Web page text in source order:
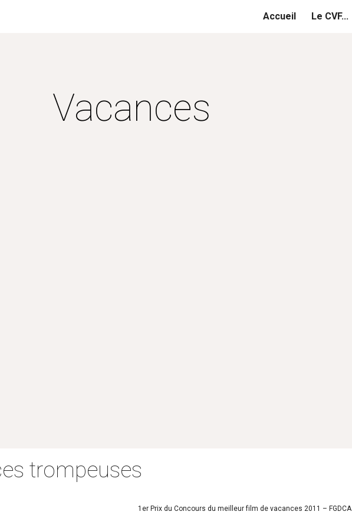
Skip to navigationAccueil Le CVF...
Vacances
trompeuses
1er Prix du Concours du meilleur film de vacances 2011 – FGDCA